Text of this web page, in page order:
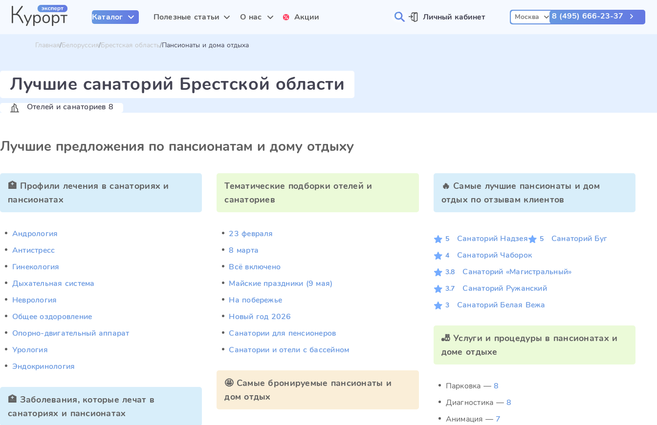
Каталог Полезные статьи О нас Акции Личный кабинет Москва 8 (495) 666-23-37
Главная Белоруссия Брестская область Пансионаты и дома отдыха
Лучшие санаторий Брестской области
Отелей и санаториев 8
Лучшие предложения по пансионатам и дому отдыху
🏥 Профили лечения в санаториях и
пансионатах
Андрология
Антистресс
Гинекология
Дыхательная система
Неврология
Общее оздоровление
Опорно-двигательный аппарат
Урология
Эндокринология
🏥 Заболевания, которые лечат в
санаториях и пансионатах
Тематические подборки отелей и
санаториев
23 февраля
8 марта
Всё включено
Майские праздники (9 мая)
На побережье
Новый год 2026
Санатории для пенсионеров
Санатории и отели с бассейном
🤩 Самые бронируемые пансионаты и
дом отдых
🔥 Самые лучшие пансионаты и дом
отдых по отзывам клиентов
5 Санаторий Надзея 5 Санаторий Буг
4 Санаторий Чаборок
3.8 Санаторий «Магистральный»
3.7 Санаторий Ружанский
3 Санаторий Белая Вежа
🎳 Услуги и процедуры в пансионатах и
доме отдыхе
Парковка —8
Диагностика —8
Анимация — 7